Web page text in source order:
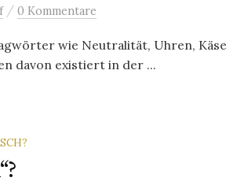
/ 0 Kommentare
wie Neutralität, Uhren, Käse
davon existiert in der ...